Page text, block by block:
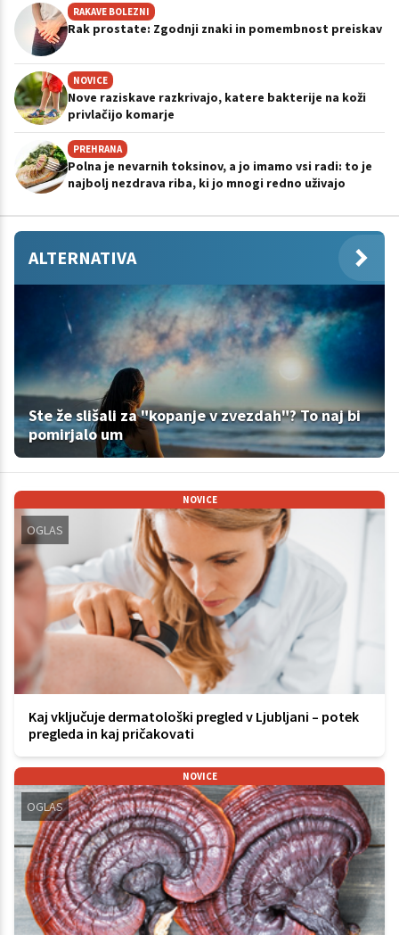
RAKAVE BOLEZNI
Rak prostate: Zgodnji znaki in pomembnost preiskav
NOVICE
Nove raziskave razkrivajo, katere bakterije na koži
privlačijo komarje
PREHRANA
Polna je nevarnih toksinov, a jo imamo vsi radi: to je
najbolj nezdrava riba, ki jo mnogi redno uživajo
ALTERNATIVA
Ste že slišali za "kopanje v zvezdah"? To naj bi
pomirjalo um
NOVICE
OGLAS
Kaj vključuje dermatološki pregled v Ljubljani – potek
pregleda in kaj pričakovati
NOVICE
OGLAS